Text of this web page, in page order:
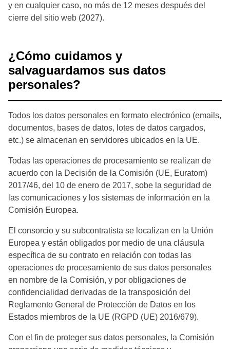
y en cualquier caso, no más de 12 meses después del
cierre del sitio web (2027).
¿Cómo cuidamos y
salvaguardamos sus datos
personales?
Todos los datos personales en formato electrónico (emails,
documentos, bases de datos, lotes de datos cargados,
etc.) se almacenan en servidores ubicados en la UE.
Todas las operaciones de procesamiento se realizan de
acuerdo con la Decisión de la Comisión (UE, Euratom)
2017/46, del 10 de enero de 2017, sobe la seguridad de
las comunicaciones y los sistemas de información en la
Comisión Europea.
El consorcio y su subcontratista se localizan en la Unión
Europea y están obligados por medio de una cláusula
específica de su contrato en relación con todas las
operaciones de procesamiento de sus datos personales
en nombre de la Comisión, y por obligaciones de
confidencialidad derivadas de la transposición del
Reglamento General de Protección de Datos en los
Estados miembros de la UE (RGPD (UE) 2016/679).
Con el fin de proteger sus datos personales, la Comisión